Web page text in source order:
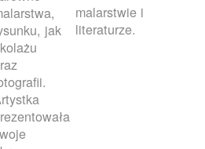
jak
malarstwie i
literaturze.